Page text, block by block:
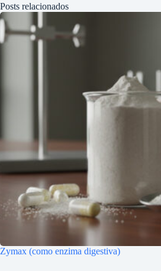
Posts relacionados
Zymax (como enzima digestiva)